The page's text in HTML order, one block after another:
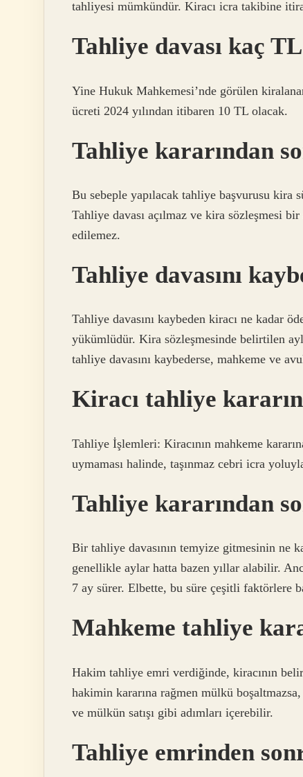
tahliyesi mümkündür. Kiracı icra takibine
Tahliye davası kaç
Yine Hukuk Mahkemesi’nde görülen
ücreti 2024 yılından itibaren 10 TL olacak.
Tahliye kararından
Bu sebeple yapılacak tahliye başvurusu kira
Tahliye davası açılmaz ve kira sözleşmesi
edilemez.
Tahliye davasını
Tahliye davasını kaybeden kiracı ne kadar
yükümlüdür. Kira sözleşmesinde belirtilen
tahliye davasını kaybederse, mahkeme ve
Kiracı tahliye
Tahliye İşlemleri: Kiracının mahkeme
uymaması halinde, taşınmaz cebri icra
Tahliye kararından
Bir tahliye davasının temyize gitmesinin ne
genellikle aylar hatta bazen yıllar alabilir.
7 ay sürer. Elbette, bu süre çeşitli faktörlere
Mahkeme tahliye
Hakim tahliye emri verdiğinde, kiracının
hakimin kararına rağmen mülkü
ve mülkün satışı gibi adımları içerebilir.
Tahliye emrinden